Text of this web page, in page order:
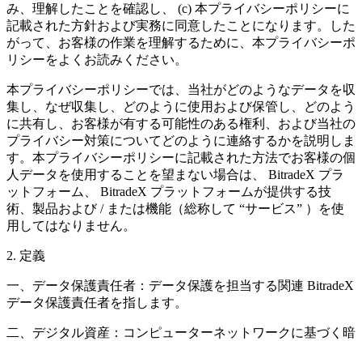
み、理解したことを確認し、
(c) 本プライバシーポリシーに
記載された方針および実務に同意したことになります。した
がって、お客様の作業を理解するために、本プライバシーポ
リシーをよくお読みください。
本プライバシーポリシーでは、当社がどのようなデータを収
集し、なぜ収集し、どのように使用および保管し、どのよう
に共有し、お客様が有する可能性のある権利、および当社の
プライバシー対策についてどのように連絡するかを説明しま
す。本プライバシーポリシーに記載された方法でお客様の個
人データを使用することを望まない場合は、
BitradeX プラ
ットフォーム、
BitradeX プラットフォームが提供する技
術、製品および / または機能（総称して “サービス” ）を使
用してはなりません。
2. 定義
一、データ保護責任者：データ保護を担当する関連 BitradeX
データ保護責任者を指します。
二、デジタル資産：コンピューターネットワークに基づく暗